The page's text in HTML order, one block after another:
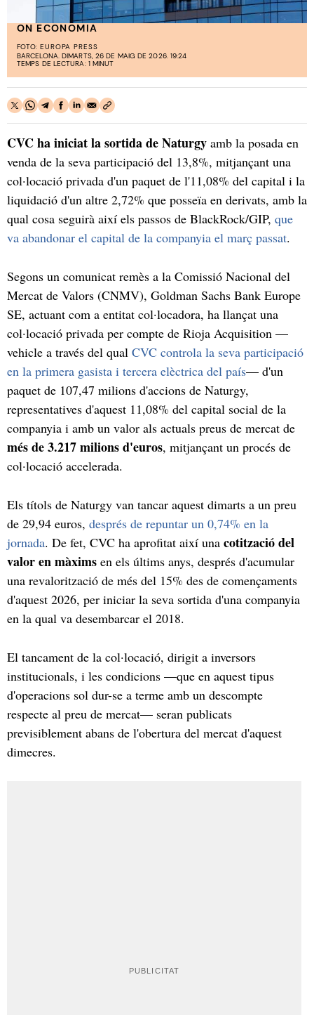
ON ECONOMIA
FOTO: EUROPA PRESS
BARCELONA. DIMARTS, 26 DE MAIG DE 2026. 19:24
TEMPS DE LECTURA: 1 MINUT
CVC ha iniciat la sortida de Naturgy amb la posada en
venda de la seva participació del 13,8%, mitjançant una
col·locació privada d'un paquet de l'11,08% del capital i la
liquidació d'un altre 2,72% que posseïa en derivats, amb la
qual cosa seguirà així els passos de BlackRock/GIP, que
va abandonar el capital de la companyia el març passat.
Segons un comunicat remès a la Comissió Nacional del
Mercat de Valors (CNMV), Goldman Sachs Bank Europe
SE, actuant com a entitat col·locadora, ha llançat una
col·locació privada per compte de Rioja Acquisition —
vehicle a través del qual CVC controla la seva participació
en la primera gasista i tercera elèctrica del país— d'un
paquet de 107,47 milions d'accions de Naturgy,
representatives d'aquest 11,08% del capital social de la
companyia i amb un valor als actuals preus de mercat de
més de 3.217 milions d'euros, mitjançant un procés de
col·locació accelerada.
Els títols de Naturgy van tancar aquest dimarts a un preu
de 29,94 euros, després de repuntar un 0,74% en la
jornada. De fet, CVC ha aprofitat així una cotització del
valor en màxims en els últims anys, després d'acumular
una revalorització de més del 15% des de començaments
d'aquest 2026, per iniciar la seva sortida d'una companyia
en la qual va desembarcar el 2018.
El tancament de la col·locació, dirigit a inversors
institucionals, i les condicions —que en aquest tipus
d'operacions sol dur-se a terme amb un descompte
respecte al preu de mercat— seran publicats
previsiblement abans de l'obertura del mercat d'aquest
dimecres.